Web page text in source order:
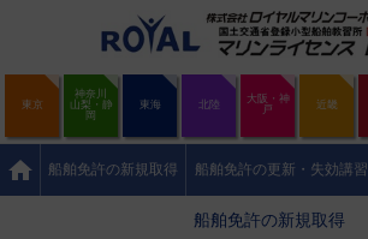
東京
神奈川
山梨・静
岡
東海 北陸
大阪・神
戸
近畿
home 船舶免許の新規取得 船舶免許の更新・失効講習
船舶免許の新規取得